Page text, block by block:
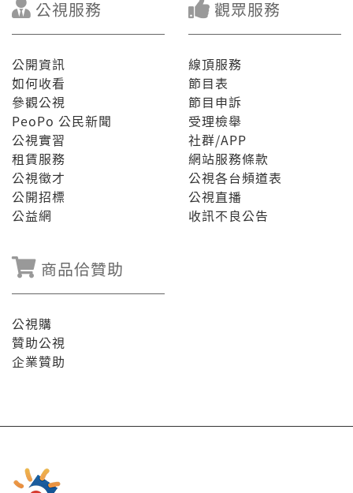
公視服務
公開資訊
如何收看
參觀公視
PeoPo 公民新聞
公視實習
租賃服務
公視徵才
公開招標
公益網
觀眾服務
線頂服務
節目表
節目申訴
受理檢舉
社群/APP
網站服務條款
公視各台頻道表
公視直播
收訊不良公告
商品佮贊助
公視購
贊助公視
企業贊助